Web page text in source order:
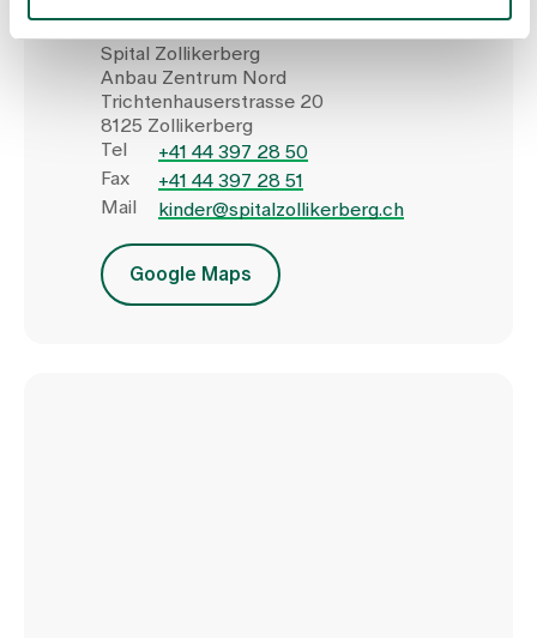
Spital Zollikerberg
Anbau Zentrum Nord
Trichtenhauserstrasse 20
8125 Zollikerberg
Tel
+41 44 397 28 50
Fax
+41 44 397 28 51
Mail
kinder@spitalzollikerberg.ch
Google Maps